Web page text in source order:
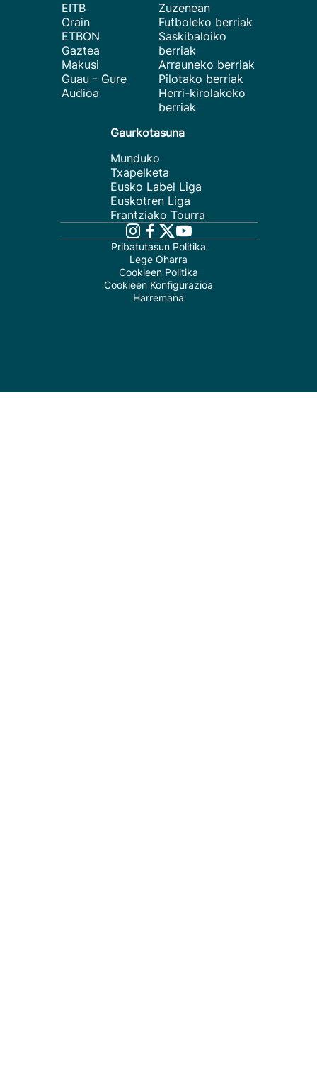
EITB
Orain
ETBON
Gaztea
Makusi
Guau - Gure
Audioa
Zuzenean
Futboleko berriak
Saskibaloiko
berriak
Arrauneko berriak
Pilotako berriak
Herri-kirolakeko
berriak
Gaurkotasuna
Munduko
Txapelketa
Eusko Label Liga
Euskotren Liga
Frantziako Tourra
Pribatutasun Politika
Lege Oharra
Cookieen Politika
Cookieen Konfigurazioa
Harremana